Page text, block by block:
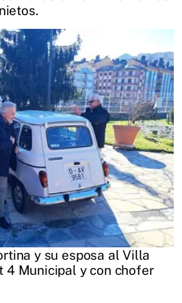
y su esposa al Villa
4 Municipal y con chofer